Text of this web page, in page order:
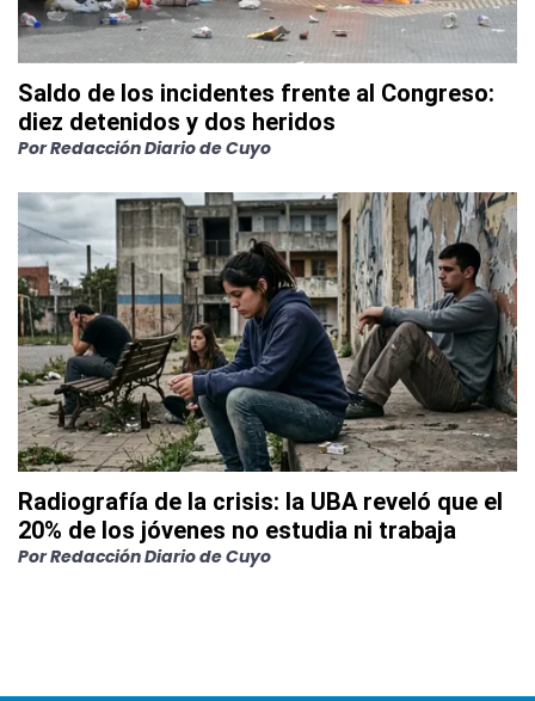
Saldo de los incidentes frente al Congreso:
diez detenidos y dos heridos
PorRedacción Diario de Cuyo
Radiografía de la crisis: la UBA reveló que el
20% de los jóvenes no estudia ni trabaja
PorRedacción Diario de Cuyo